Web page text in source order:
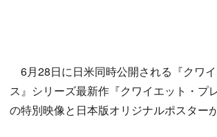
6月28日に日米同時公開される『クワ
ス』シリーズ最新作『クワイエット・プ
の特別映像と日本版オリジナルポスター